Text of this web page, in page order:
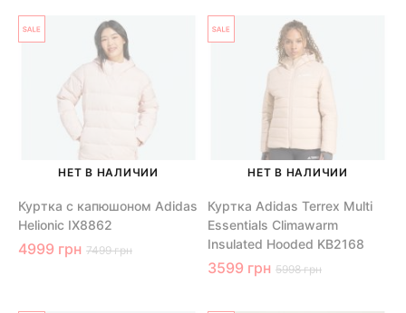
НЕТ В НАЛИЧИИ
Куртка с капюшоном Adidas
Helionic IX8862
4999 грн 7499 грн
НЕТ В НАЛИЧИИ
Куртка Adidas Terrex Multi
Essentials Climawarm
Insulated Hooded KB2168
3599 грн 5998 грн